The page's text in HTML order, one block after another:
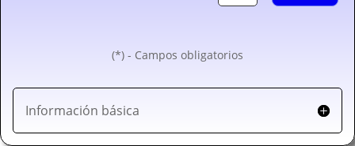
(*) - Campos obligatorios
Información básica